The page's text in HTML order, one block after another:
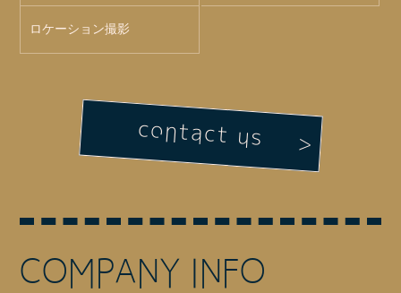
ロケーション撮影
contact us
COMPANY INFO